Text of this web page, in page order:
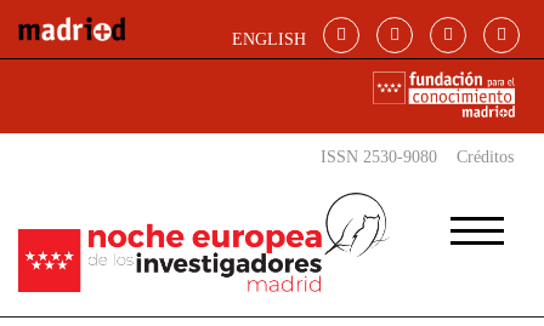
ENGLISH
ISSN 2530-9080 Créditos